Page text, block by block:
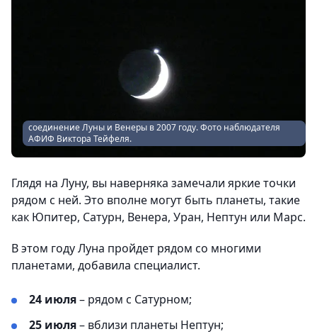
соединение Луны и Венеры в 2007 году. Фото наблюдателя
АФИФ Виктора Тейфеля.
Глядя на Луну, вы наверняка замечали яркие точки
рядом с ней. Это вполне могут быть планеты, такие
как Юпитер, Сатурн, Венера, Уран, Нептун или Марс.
В этом году Луна пройдет рядом со многими
планетами, добавила специалист.
24 июля– рядом с Сатурном;
25 июля– вблизи планеты Нептун;